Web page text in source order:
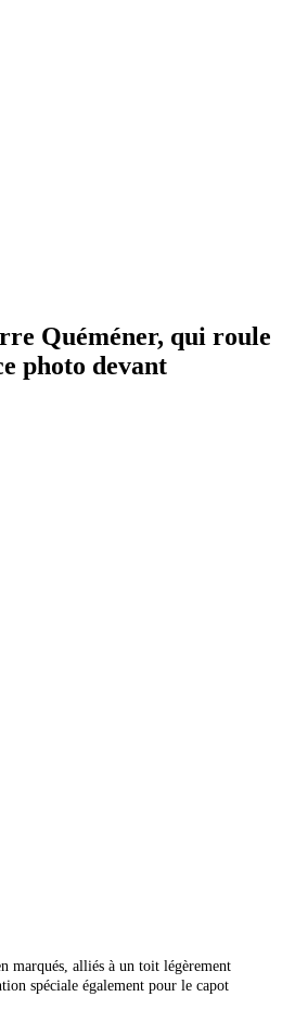
Quéméner, qui roule
photo devant
marqués, alliés à un toit légèrement
spéciale également pour le capot